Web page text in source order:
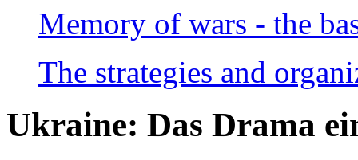
Memory of wars - the
The strategies and
Ukraine: Das Drama